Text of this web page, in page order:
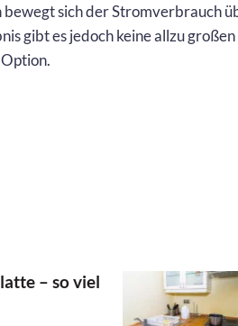
sich der Stromverbrauch
gibt es jedoch keine allzu großen
– so viel